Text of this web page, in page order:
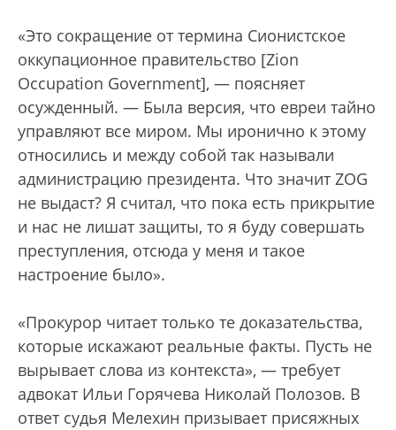
«Это сокращение от термина Сионистское
оккупационное правительство [Zion
Occupation Government], — поясняет
осужденный. — Была версия, что евреи тайно
управляют все миром. Мы иронично к этому
относились и между собой так называли
администрацию президента. Что значит ZOG
не выдаст? Я считал, что пока есть прикрытие
и нас не лишат защиты, то я буду совершать
преступления, отсюда у меня и такое
настроение было».
«Прокурор читает только те доказательства,
которые искажают реальные факты. Пусть не
вырывает слова из контекста», — требует
адвокат Ильи Горячева Николай Полозов. В
ответ судья Мелехин призывает присяжных